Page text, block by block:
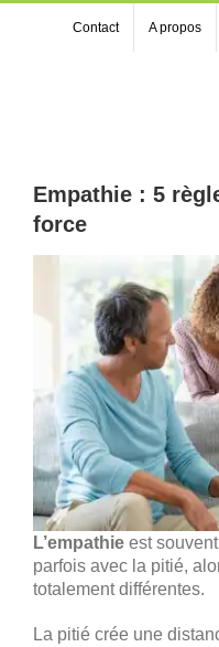
Contact A propos
Empathie : 5
force
L’empathie est
parfois avec la pitié,
totalement différentes.
La pitié crée une